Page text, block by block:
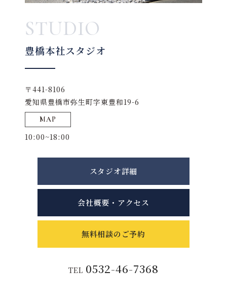
STUDIO
豊橋本社スタジオ
〒441-8106
愛知県豊橋市弥生町字東豊和19-6
MAP
10:00~18:00
スタジオ詳細
会社概要・アクセス
無料相談のご予約
TEL 0532-46-7368